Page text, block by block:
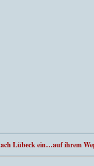
Lübeck ein…auf ihrem